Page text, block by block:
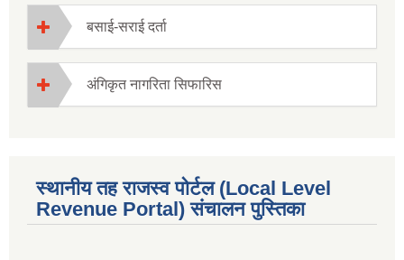
बसाई-सराई दर्ता
अंगिकृत नागरिता सिफारिस
स्थानीय तह राजस्व पोर्टल (Local Level
Revenue Portal) संचालन पुस्तिका